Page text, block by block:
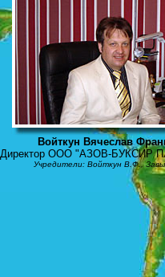
Войткун Вячеслав
Директор ООО "АЗОВ-БУКСИР
Учредители: Войткун В.Ф.,